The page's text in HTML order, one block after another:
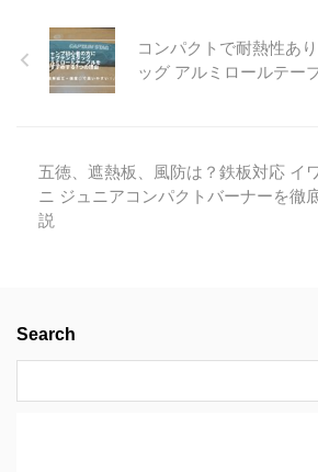
コンパクトで耐熱性あ
ッグ アルミロールテー
五徳、遮熱板、風防は？鉄板対応 イ
ニ ジュニアコンパクトバーナーを徹
説
Search